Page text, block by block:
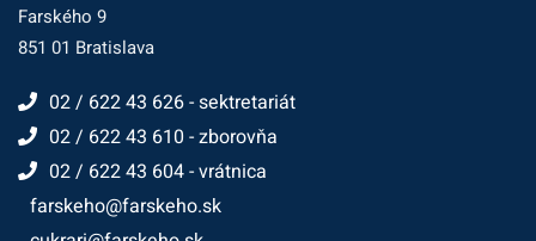
Farského 9
851 01 Bratislava
02 / 622 43 626 - sektretariát
02 / 622 43 610 - zborovňa
02 / 622 43 604 - vrátnica
farskeho@farskeho.sk